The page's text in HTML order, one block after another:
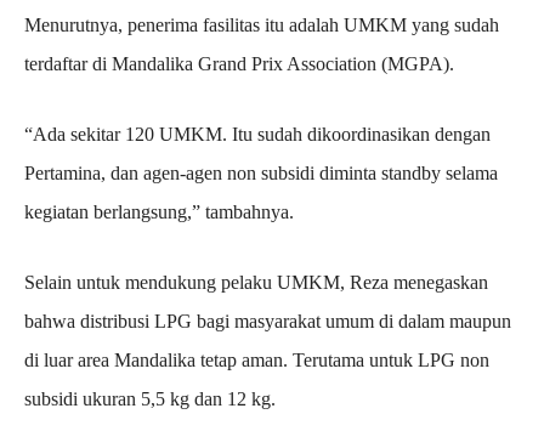
Menurutnya, penerima fasilitas itu adalah UMKM yang sudah
terdaftar di Mandalika Grand Prix Association (MGPA).
“Ada sekitar 120 UMKM. Itu sudah dikoordinasikan dengan
Pertamina, dan agen-agen non subsidi diminta standby selama
kegiatan berlangsung,” tambahnya.
Selain untuk mendukung pelaku UMKM, Reza menegaskan
bahwa distribusi LPG bagi masyarakat umum di dalam maupun
di luar area Mandalika tetap aman. Terutama untuk LPG non
subsidi ukuran 5,5 kg dan 12 kg.